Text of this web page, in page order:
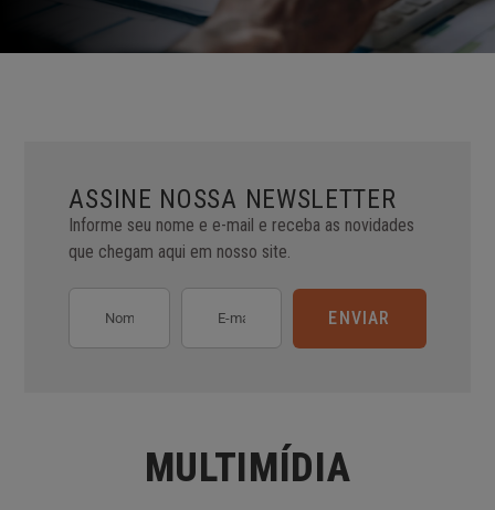
ASSINE NOSSA NEWSLETTER
Informe seu nome e e-mail e receba as novidades
que chegam aqui em nosso site.
ENVIAR
MULTIMÍDIA